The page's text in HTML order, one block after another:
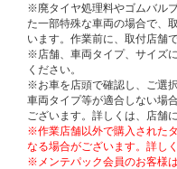
※廃タイヤ処理料やゴムバル
た一部特殊な車両の場合で、
います。作業前に、取付店舗
※店舗、車両タイプ、サイズ
ください。
※お車を店頭で確認し、ご選
車両タイプ等が適合しない場
ございます。詳しくは、店舗
※作業店舗以外で購入された
なる場合がございます。詳し
※メンテパック会員のお客様